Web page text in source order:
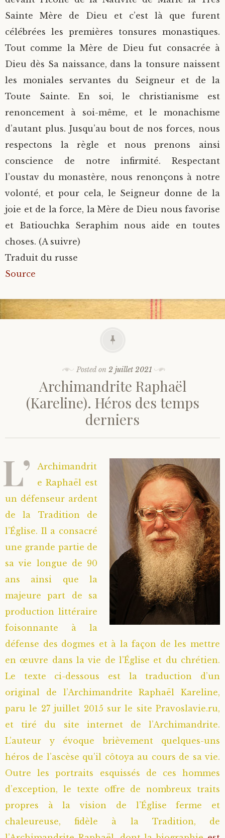
Sainte Mère de Dieu et c’est là que furent
célébrées les premières tonsures monastiques.
Tout comme la Mère de Dieu fut consacrée à
Dieu dès Sa naissance, dans la tonsure naissent
les moniales servantes du Seigneur et de la
Toute Sainte. En soi, le christianisme est
renoncement à soi-même, et le monachisme
d’autant plus. Jusqu’au bout de nos forces, nous
respectons la règle et nous prenons ainsi
conscience de notre infirmité. Respectant
l’oustav du monastère, nous renonçons à notre
volonté, et pour cela, le Seigneur donne de la
joie et de la force, la Mère de Dieu nous favorise
et Batiouchka Seraphim nous aide en toutes
choses. (A suivre)
Traduit du russe
Source
Posted on 2 juillet 2021
Archimandrite Raphaël
(Kareline). Héros des temps
derniers
L’
Archimandrit
e Raphaël est
un défenseur ardent
de la Tradition de
l’Église. Il a consacré
une grande partie de
sa vie longue de 90
ans ainsi que la
majeure part de sa
production littéraire
foisonnante à la
défense des dogmes et à la façon de les mettre
en œuvre dans la vie de l’Église et du chrétien.
Le texte ci-dessous est la traduction d’un
original de l’Archimandrite Raphaël Kareline,
paru le 27 juillet 2015 sur le site Pravoslavie.ru,
et tiré du site internet de l’Archimandrite.
L’auteur y évoque brièvement quelques-uns
héros de l’ascèse qu’il côtoya au cours de sa vie.
Outre les portraits esquissés de ces hommes
d’exception, le texte offre de nombreux traits
propres à la vision de l’Église ferme et
chaleureuse, fidèle à la Tradition, de